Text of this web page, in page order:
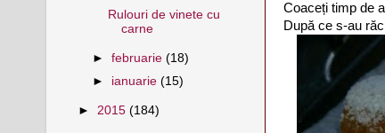
Coaceți timp de
După ce s-au
Rulouri de vinete cu
carne
►februarie(18)
► ianuarie(15)
► 2015 (184)